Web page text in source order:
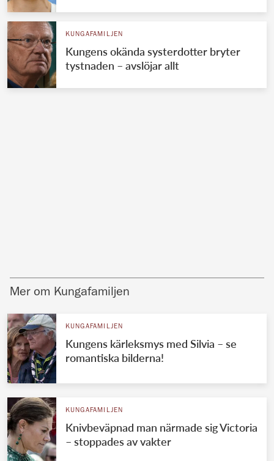
KUNGAFAMILJEN
Kungens okända systerdotter bryter
tystnaden – avslöjar allt
Mer om Kungafamiljen
KUNGAFAMILJEN
Kungens kärleksmys med Silvia – se
romantiska bilderna!
KUNGAFAMILJEN
Knivbeväpnad man närmade sig Victoria
– stoppades av vakter